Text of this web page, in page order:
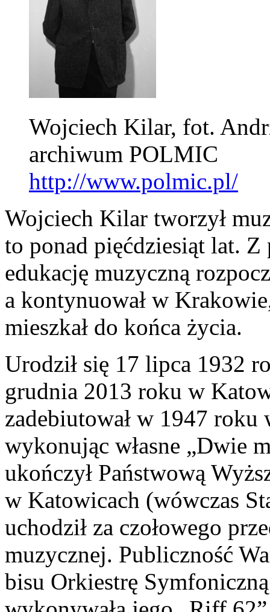
Wojciech Kilar, fot.
archiwum POLMIC
http://www.polmic.pl/
Wojciech Kilar tworzył
to ponad pięćdziesiąt lat.
edukację muzyczną
a kontynuował w
mieszkał do końca życia.
Urodził się 17 lipca 1932
grudnia 2013 roku w
zadebiutował w 1947
wykonując własne „Dwie
ukończył Państwową
w Katowicach (wówczas
uchodził za czołowego
muzycznej. Publiczność
bisu Orkiestrę